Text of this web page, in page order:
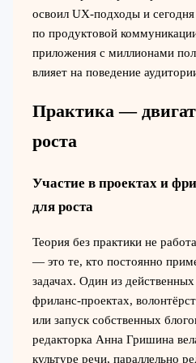
освоил UX-подходы и сегодня
по продуктовой
приложения с миллионами
влияет на поведение
Практика —
роста
Участие в проектах и
для роста
Теория без практики не
— это те, кто постоянно
задачах. Один из
фриланс-проектах,
или запуск собственных
редакторка Анна Гришина
культуре речи, параллельно